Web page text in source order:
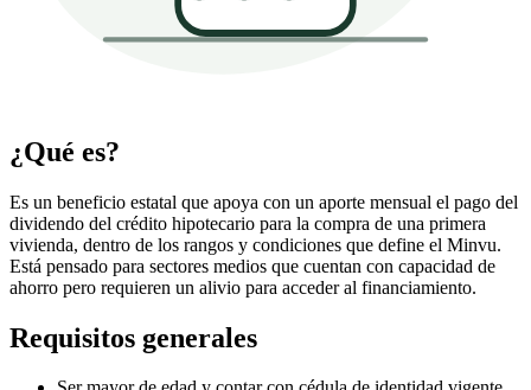
¿Qué es?
Es un beneficio estatal que apoya con un aporte mensual el pago del
dividendo del crédito hipotecario para la compra de una primera
vivienda, dentro de los rangos y condiciones que define el Minvu.
Está pensado para sectores medios que cuentan con capacidad de
ahorro pero requieren un alivio para acceder al financiamiento.
Requisitos generales